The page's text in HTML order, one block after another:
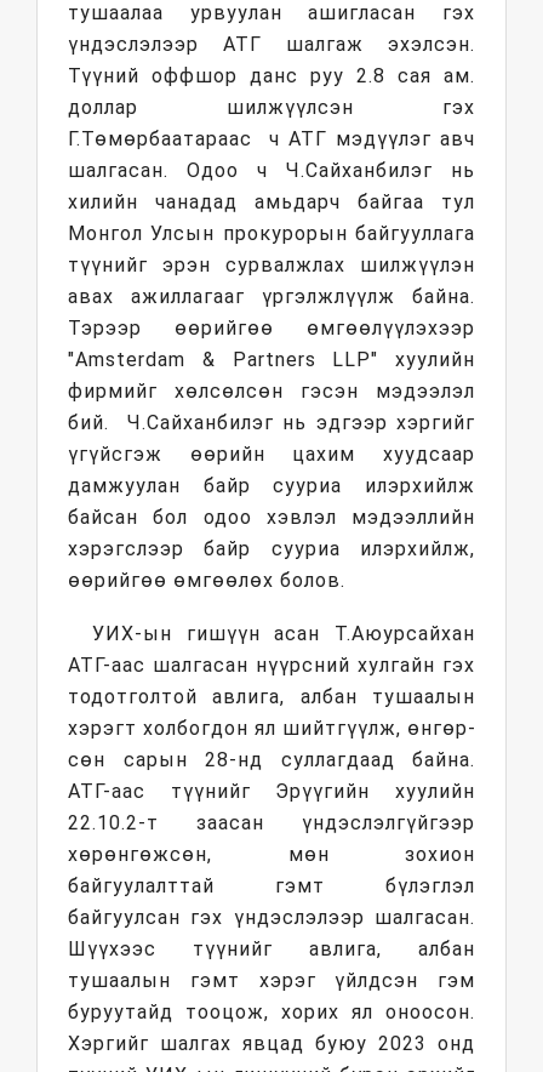
тушаалаа урвуулан ашигласан гэх
үндэслэлээр АТГ шалгаж эхэлсэн.
Түүний оффшор данс руу 2.8 сая ам.
доллар шилжүүлсэн гэх
Г.Төмөрбаатараас ч АТГ мэдүүлэг авч
шалгасан. Одоо ч Ч.Сайханбилэг нь
хилийн чанадад амьдарч байгаа тул
Монгол Улсын прокурорын байгууллага
түүнийг эрэн сурвалжлах шилжүүлэн
авах ажиллагааг үргэлжлүүлж байна.
Тэрээр өөрийгөө өмгөөлүүлэхээр
"Amsterdam & Partners LLP" хуулийн
фирмийг хөлсөлсөн гэсэн мэдээлэл
бий. Ч.Сайханбилэг нь эдгээр хэргийг
үгүйсгэж өөрийн цахим хуудсаар
дамжуулан байр сууриа илэрхийлж
байсан бол одоо хэвлэл мэдээллийн
хэрэгслээр байр сууриа илэрхийлж,
өөрийгөө өмгөөлөх болов.
УИХ-ын гишүүн асан Т.Аюурсайхан
АТГ-аас шалгасан нүүрсний хулгайн гэх
тодотголтой авлига, албан тушаалын
хэрэгт холбогдон ял шийтгүүлж, өнгөр­
сөн сарын 28-нд суллагдаад байна.
АТГ-аас түүнийг Эрүүгийн хуулийн
22.10.2-т заасан үндэслэлгүйгээр
хөрөнгөжсөн, мөн зохион
байгуулалттай гэмт бү­лэг­лэл
байгуулсан гэх үндэслэлээр шалгасан.
Шүүхээс түүнийг авлига, албан
тушаалын гэмт хэрэг үйлдсэн гэм
буруутайд тооцож, хорих ял оноосон.
Хэргийг шалгах явцад буюу 2023 онд